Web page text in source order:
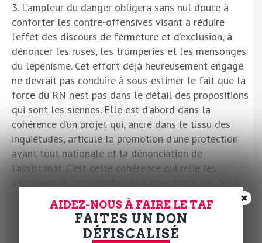
3. L’ampleur du danger obligera sans nul doute à
conforter les contre-offensives visant à réduire
l’effet des discours de fermeture et d’exclusion, à
dénoncer les ruses, les tromperies et les mensonges
du lepenisme. Cet effort déjà heureusement engagé
ne devrait pas conduire à sous-estimer le fait que la
force du RN n’est pas dans le détail des propositions
qui sont les siennes. Elle est d’abord dans la
cohérence d’un projet qui, ancré dans le tissu des
inquiétudes, articule la promotion d’une protection
avant tout nationale et la dénonciation de
l’assistanat. C’est cette cohérence qui relie les
angoisses et les attentes de larges fractions de la
société et qui imprègne les territoires, avec d’autant
plus de force que l’extrême droite tire parti de ce qui
fut sa faiblesse, la longue marginalisation qui, à
AIDEZ-NOUS À FAIRE LE TAF
FAITES UN DON
DÉFISCALISÉ
×